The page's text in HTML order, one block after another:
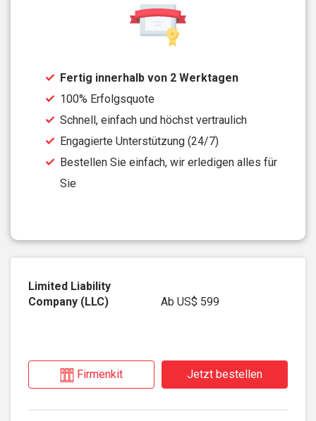
Fertig innerhalb von 2 Werktagen
100% Erfolgsquote
Schnell, einfach und höchst vertraulich
Engagierte Unterstützung (24/7)
Bestellen Sie einfach, wir erledigen alles für
Sie
Ab US$ 599
Firmenkit Jetzt bestellen